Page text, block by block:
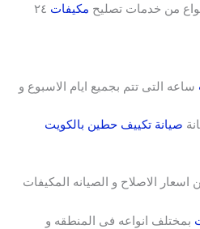
من خدمات تصليح مكيفات ٢٤
ساعه التى تتم بجميع ايام الاسبوع و
صيانة تكييف حطين بالكويت
اسعار الاصلاح و الصيانه المكيفات
بمختلف انواعه فى المنطقه و